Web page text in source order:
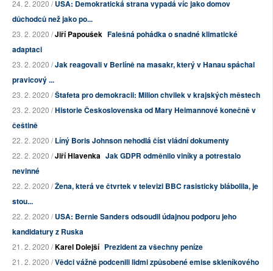
24. 2. 2020 /USA: Demokratická strana vypadá víc jako domov
důchodců než jako po...
23. 2. 2020 /Jiří Papoušek Falešná pohádka o snadné klimatické
adaptaci
23. 2. 2020 /Jak reagovali v Berlíně na masakr, který v Hanau spáchal
pravicový ...
23. 2. 2020 /Štafeta pro demokracii: Milion chvilek v krajských městech
23. 2. 2020 /Historie Československa od Mary Heimannové konečně v
češtině
22. 2. 2020 /Líný Boris Johnson nehodlá číst vládní dokumenty
22. 2. 2020 /Jiří Hlavenka Jak GDPR odměnilo viníky a potrestalo
nevinné
22. 2. 2020 /Žena, která ve čtvrtek v televizi BBC rasisticky blábolila, je
stou...
22. 2. 2020 /USA: Bernie Sanders odsoudil údajnou podporu jeho
kandidatury z Ruska
21. 2. 2020 /Karel Dolejší Prezident za všechny peníze
21. 2. 2020 /Vědci vážně podcenili lidmi způsobené emise skleníkového